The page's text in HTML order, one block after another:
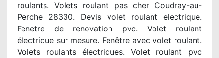
roulants. Volets roulant pas cher Coudray-au-
Perche 28330. Devis volet roulant electrique.
Fenetre de renovation pvc. Volet roulant
électrique sur mesure. Fenêtre avec volet roulant.
Volets roulants électriques. Volet roulant pvc